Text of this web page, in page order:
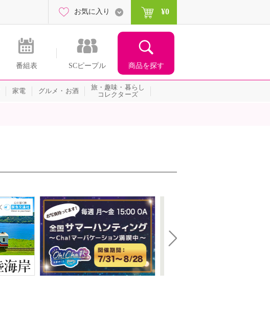
番組表 SCピープル 商品を探す
お気に入り ¥0
家電 グルメ・お酒
旅・趣味・暮らし
コレクターズ